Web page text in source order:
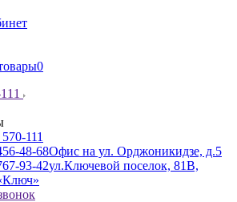
0
111
48-68Офис на ул. Орджоникидзе, д.5
93-42ул.Ключевой поселок, 81В,